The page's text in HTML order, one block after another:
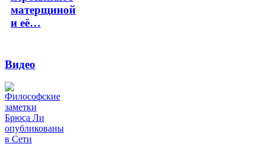
матерщиной
и её…
Видео